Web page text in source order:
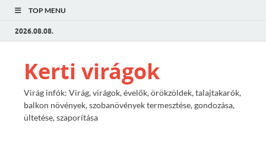
TOP MENU
2026.08.08.
Kerti virágok
Virág infók: Virág, virágok, évelők, örökzöldek, talajtakarók,
balkon növények, szobanövények termesztése, gondozása,
ültetése, szaporítása